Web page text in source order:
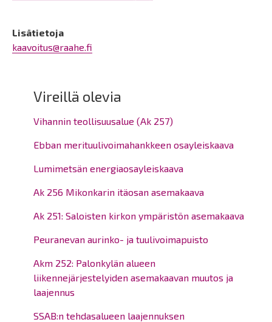
Vireillä olevia
Vihannin teollisuusalue (Ak 257)
Ebban merituulivoimahankkeen osayleiskaava
Lumimetsän energiaosayleiskaava
Ak 256 Mikonkarin itäosan asemakaava
Ak 251: Saloisten kirkon ympäristön asemakaava
Peuranevan aurinko- ja tuulivoimapuisto
Akm 252: Palonkylän alueen
liikennejärjestelyiden asemakaavan muutos ja
laajennus
SSAB:n tehdasalueen laajennuksen
Lisätietoja
kaavoitus@raahe.fi